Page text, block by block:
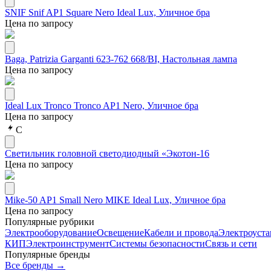
SNIF Snif AP1 Square Nero Ideal Lux, Уличное бра
Цена по запросу
Baga, Patrizia Garganti 623-762 668/BI, Настольная лампа
Цена по запросу
Ideal Lux Tronco Tronco AP1 Nero, Уличное бра
Цена по запросу
С
Светильник головной светодиодный «Экотон-16
Цена по запросу
Mike-50 AP1 Small Nero MIKE Ideal Lux, Уличное бра
Цена по запросу
Популярные рубрики
ЭлектрооборудованиеОсвещениеКабели и провода
КИПЭлектроинструментСистемы безопасностиСвязь и сети
Популярные бренды
Все бренды →